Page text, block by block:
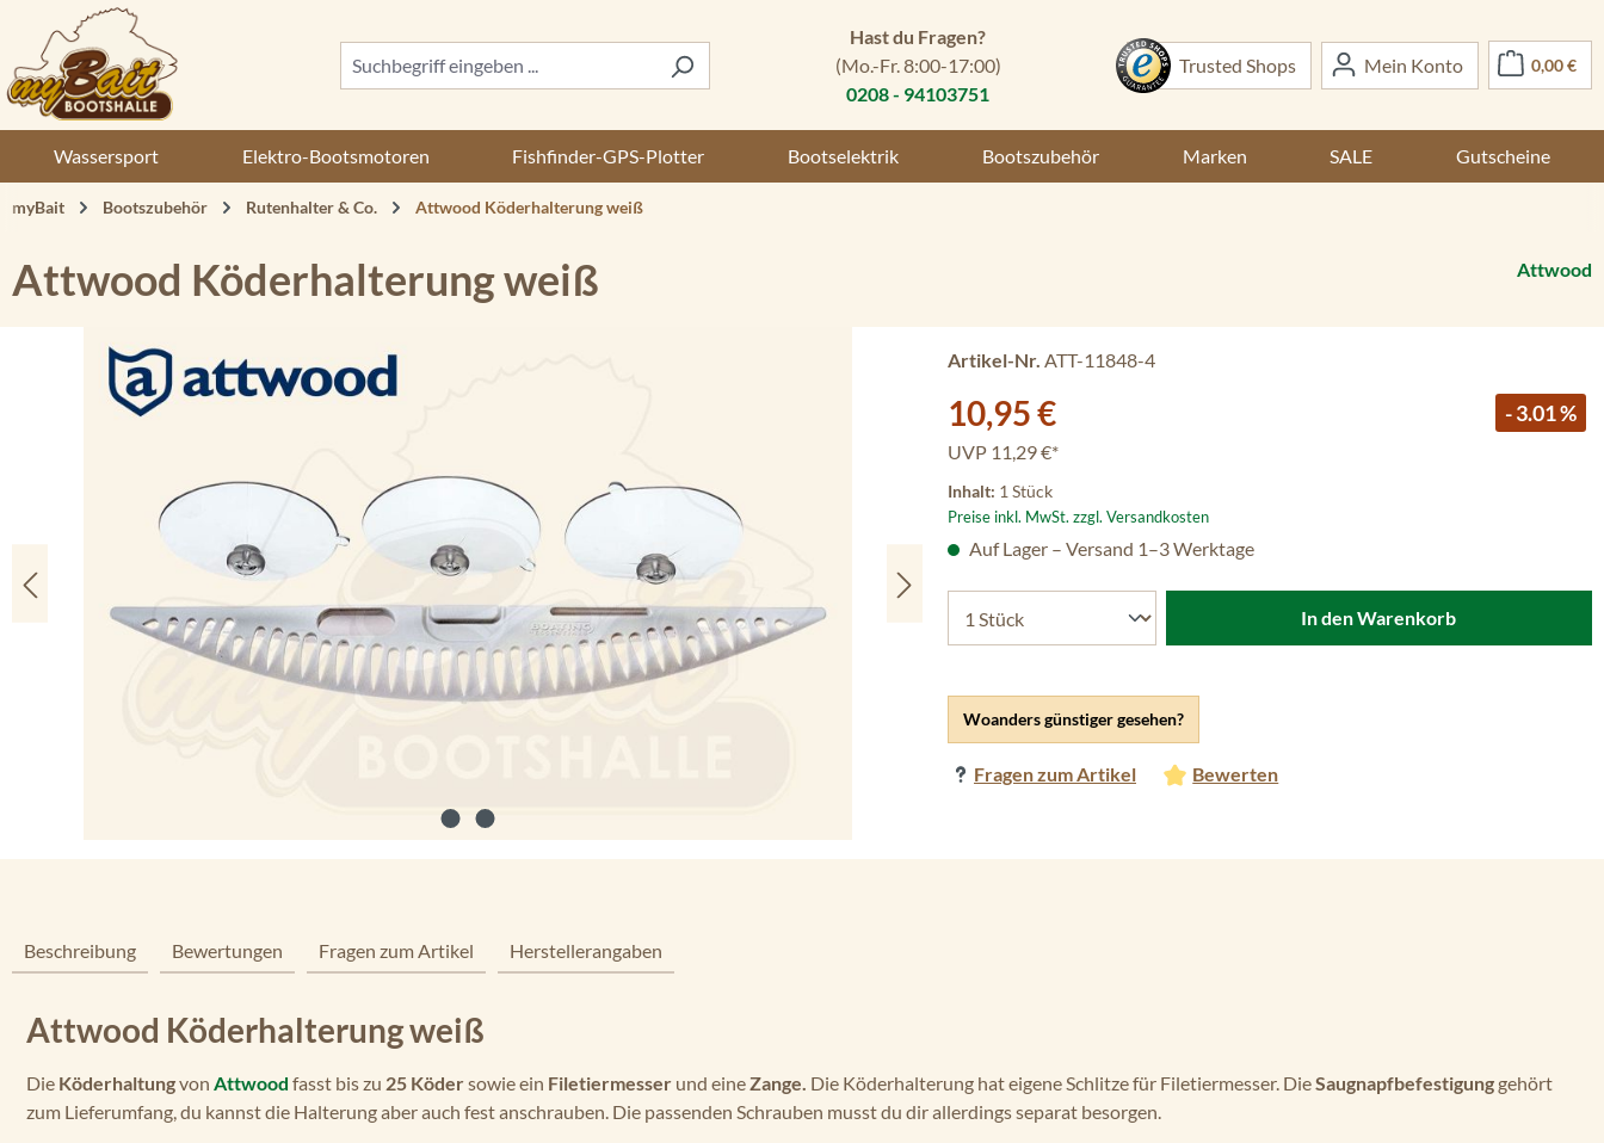
Hauptinhalt springen
Zur Suche springen
Zur Hauptnavigation springen
Hast du Fragen?
(Mo.-Fr. 8:00-17:00)
0208 - 94103751
Trusted Shops Mein Konto 0,00 €
Wassersport Elektro-Bootsmotoren Fishfinder-GPS-Plotter Bootselektrik Bootszubehör Marken SALE Gutscheine
myBait Bootszubehör Rutenhalter & Co. Attwood Köderhalterung weiß
Attwood Köderhalterung weiß Attwood
Artikel-Nr. ATT-11848-4
Verkaufspreis:
10,95 € - 3.01 %
UVP 11,29 €*
Inhalt: 1 Stück
Preise inkl. MwSt. zzgl. Versandkosten
Woanders günstiger gesehen?
Fragen zum Artikel Bewerten
Auf Lager – Versand 1–3 Werktage
In den Warenkorb
Beschreibung Bewertungen Fragen zum Artikel Herstellerangaben
Attwood Köderhalterung weiß
Die Köderhaltungvon Attwood fasst bis zu 25 Ködersowie ein Filetiermesser und eineZange. Die Köderhalterung hat eigene Schlitze für Filetiermesser. DieSaugnapfbefestigung gehört
zum Lieferumfang, du kannst die Halterung aber auch fest anschrauben. Die passenden Schrauben musst du dir allerdings separat besorgen.